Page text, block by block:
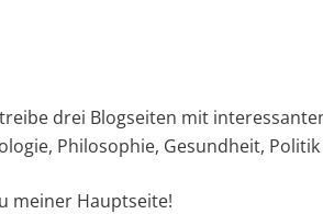
drei Blogseiten mit
Philosophie, Gesundheit,
meiner Hauptseite!